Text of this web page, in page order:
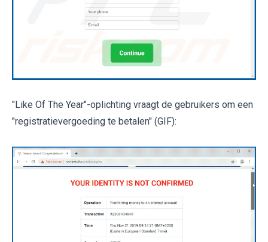
"Like Of The Year"-oplichting vraagt de gebruikers om een
"registratievergoeding te betalen" (GIF):